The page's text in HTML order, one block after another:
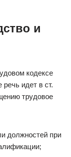
и
кодексе
идет в ст.
трудовое
должностей при